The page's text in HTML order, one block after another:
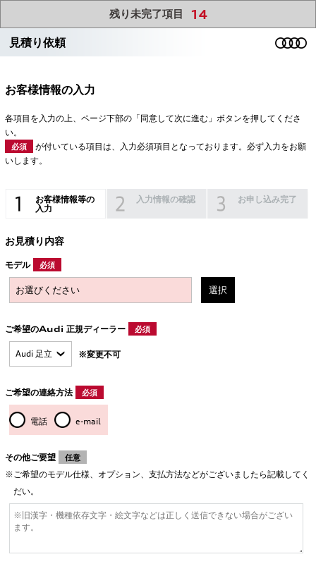
見積り依頼
お客様情報の入力
各項目を入力の上、ページ下部の「同意して次に進む」ボタンを押してくださ
い。
必須
が付いている項目は、入力必須項目となっております。必ず入力をお願
いします。
お客様情報等の
入力
入力情報の確認 お申し込み完了
お見積り内容
モデル 必須
選択
ご希望のAudi 正規ディーラー 必須
※変更不可
ご希望の連絡方法 必須
電話 e-mail
その他ご要望 任意
ご希望のモデル仕様、オプション、支払方法などがございましたら記載してく
だい。
残り未完了項目 14